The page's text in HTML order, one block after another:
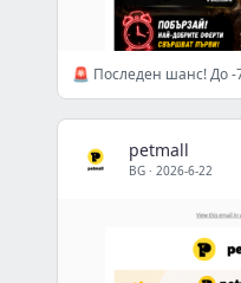
petmall
BG · 2026-6-22